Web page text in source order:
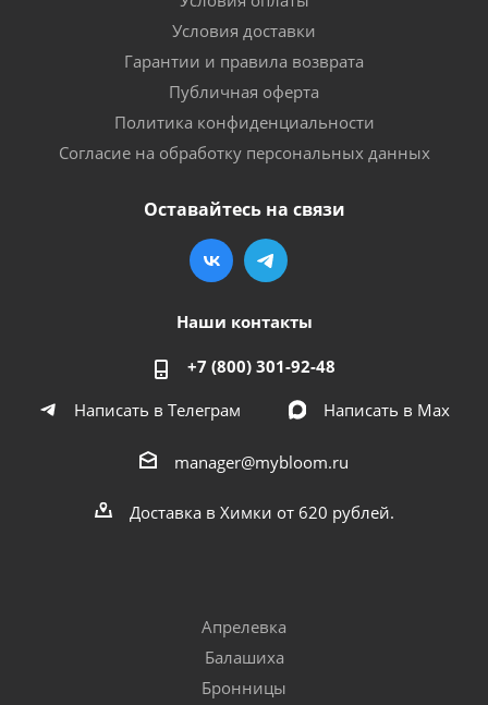
Условия доставки
Гарантии и правила возврата
Публичная оферта
Политика конфиденциальности
Согласие на обработку персональных данных
Оставайтесь на связи
Наши контакты
+7 (800) 301-92-48
Написать в Телеграм
Написать в Мах
manager@mybloom.ru
Доставка в Химки от 620 рублей.
Апрелевка
Балашиха
Бронницы